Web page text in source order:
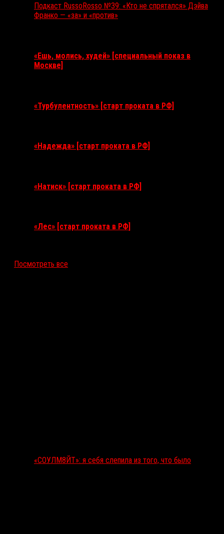
Подкаст RussoRosso №39: «Кто не спрятался» Дэйва
Франко — «за» и «против»
«Ешь, молись, худей» [специальный показ в
Москве]
«Турбулентность» [старт проката в РФ]
«Надежда» [старт проката в РФ]
«Натиск» [старт проката в РФ]
«Лес» [старт проката в РФ]
Посмотреть все
«СОУЛМ8ЙТ»: я себя слепила из того, что было